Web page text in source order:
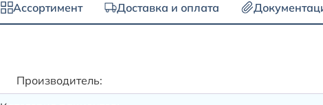
Ассортимент Доставка и оплата
Производитель: